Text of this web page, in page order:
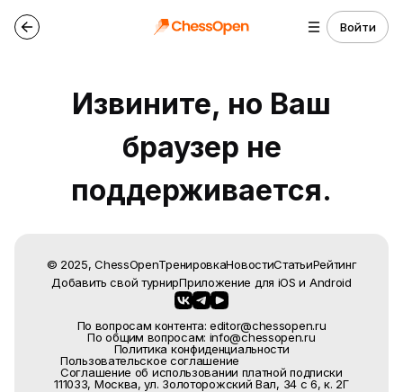
Войти
Извините, но Ваш
браузер не
поддерживается.
© 2025, ChessOpenТренировкаНовостиСтатьиРейтинг
Добавить свой турнирПриложение для iOS и Android
По вопросам контента: editor@chessopen.ru
По общим вопросам: info@chessopen.ru
Политика конфиденциальности
Пользовательское соглашение
Соглашение об использовании платной подписки
111033, Москва, ул. Золоторожский Вал, 34 с 6, к. 2Г